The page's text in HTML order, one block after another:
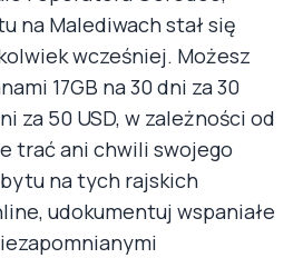
na Malediwach stał się
wcześniej. Możesz
17GB na 30 dni za 30
za 50 USD, w zależności od
trać ani chwili swojego
na tych rajskich
udokumentuj wspaniałe